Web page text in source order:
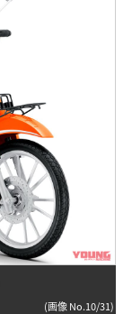
(画像 No.10/31)